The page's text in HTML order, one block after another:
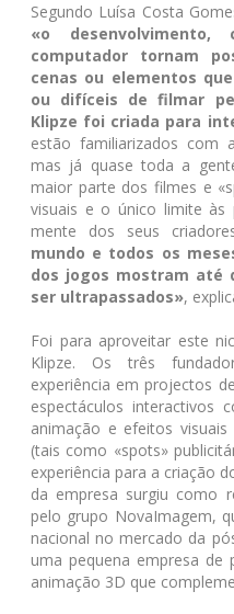
Segundo Luísa Costa
«o
computador tornam
cenas ou elementos
ou difíceis de filmar
Klipze foi criada para
estão familiarizados com
mas já quase toda a
maior parte dos filmes e
visuais e o único limite às
mente dos seus
mundo e todos os
dos jogos mostram até
ser ultrapassados»,
Foi para aproveitar este
Klipze. Os três
experiência em projectos
espectáculos interactivos
animação e efeitos
(tais como «spots»
experiência para a criação
da empresa surgiu como
pelo grupo NovaImagem,
nacional no mercado da
uma pequena empresa de
animação 3D que